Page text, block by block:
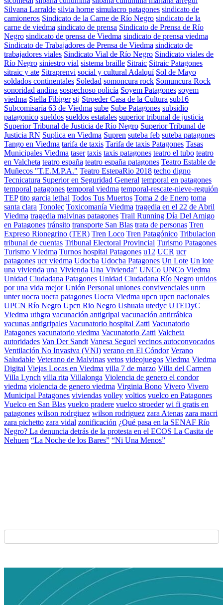
Silvana Larralde silvia horne simulacro patagones sindicato de
camioneros Sindicato de la Carne de Río Negro sindicato de la
carne de viedma sindicato de prensa Sindicato de Prensa de Río
Negro sindicato de prensa de Viedma sindicato de prensa viedma
Sindicato de Trabajadores de Prensa de Viedma sindicato de
trabajadores viales Sindicato Vial de Río Negro Sindicato viales de
Río Negro siniestro vial sistema braille Sitraic Sitraic Patagones
sitraic y ate Sitraprenvi social y cultural Adalquí Sol de Mayo
soldados continentales Soledad somoncura rock Somuncura Rock
sonoridad andina sospechoso policía Soyem Patagones soyem
viedma Stella Fibiger stj Stroeder Casa de la Cultura sub16
Subcomisaría 63 de Viedma sube Sube Patagones subsidio
patagonico sueldos sueldos estatales superior tribunal de justicia
Superior Tribunal de Justicia de Río Negro Superior Tribunal de
Justicia RN Suplica en Viedma Supren suteba feb suteba patagones
Tango en Viedma tarifa de taxis Tarifa de taxis Patagones Tasas
Municipales Viedma taser taxis taxis patagones teatro el tubo teatro
en Valcheta teatro españa teatro españa patagones Teatro Estable de
Muñecos "T.E.M.P.A." Teatro EstepaRio 2018 techo digno
Tecnicatura Superior en Seguridad General temporal en patagones
temporal patagones temporal viedma temporal-rescate-nieve-reguión
TEP tito garcia lethal Todos Tus Muertos Toma 2 de Enero toma
santa clara Tonolec Toxicomanía Viedma tragedia en el 22 de Abril
Viedma tragedia malvinas patagones Trail Running Día Del Amigo
en Patagones tránsito transporte San Blas trata de personas Tren
Expreso Rionegrino (TER) Tren Loco Tren Patagónico Tribulacion
tribunal de cuentas Tribunal Electoral Provincial Turismo Patagones
Turismo VIedma Turnos hospital Patagones u12 UCR ucr
patagones ucr viedma Udocba Udocba Patagones Un Lote Un lote
una vivienda una Vivienda Una Vivienda" UNCo UNCo Viedma
Unidad Ciudadana Patagones Unidad Ciudadana Río Negro unidos
por una vida mejor Unión Personal uniones convivenciales unrn
unter uocra uocra patagones Uocra Viedma upcn upcn nacionales
UPCN Río Negro Upcn Rio Negro Ushuaia utedyc UTEDyC
Viedma uthgra vacunación antigripal vacunación antirrábica
vacunas antigripales Vacunatorio hospital Zatti Vacunatorio
Patagones vacunatorio viedma Vacunatorio Zatti Valcheta
autoridades Van Der Sandt Vanesa Seguel vecinos autoconvocados
Ventilación No Invasiva (VNI) verano en El Cóndor Verano
Saludable Veterano de Malvinas vetos videojuegos Viedma Viedma
Digital Viejas Locas en Viedma villa 7 de marzo Villa del Carmen
Villa Lynch villa rita Villalonga Violencia de genero el condor
viedma violencia de genero viedma Virginia Bono Vivero Vivero
Municipal Patagones viviendas volley voltios vuelco en Patagones
Vuelco en San Blas vuelco pradere vuelco stroeder wi fi gratis en
patagones wilson rodrgiuez wilson rodriguez zara Atenas zara macri
zara pichetto zara vidal zonificación ¿Qué pasa en la SENAF Río
Negro? La denuncia detrás de la protesta en el ECOS La Casita de
Nehuen “La Noche de los Bares” “Ni Una Menos”